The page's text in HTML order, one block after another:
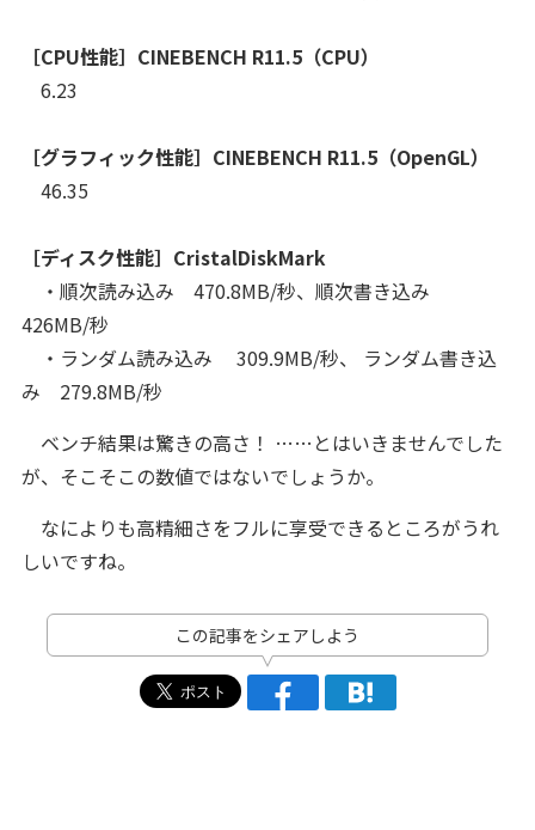
［CPU性能］CINEBENCH R11.5（CPU）
6.23
［グラフィック性能］CINEBENCH R11.5（OpenGL）
46.35
［ディスク性能］CristalDiskMark
・順次読み込み 470.8MB/秒、順次書き込み
426MB/秒
・ランダム読み込み 309.9MB/秒、 ランダム書き込
み 279.8MB/秒
ベンチ結果は驚きの高さ！ ……とはいきませんでした
が、そこそこの数値ではないでしょうか。
なによりも高精細さをフルに享受できるところがうれ
しいですね。
この記事をシェアしよう